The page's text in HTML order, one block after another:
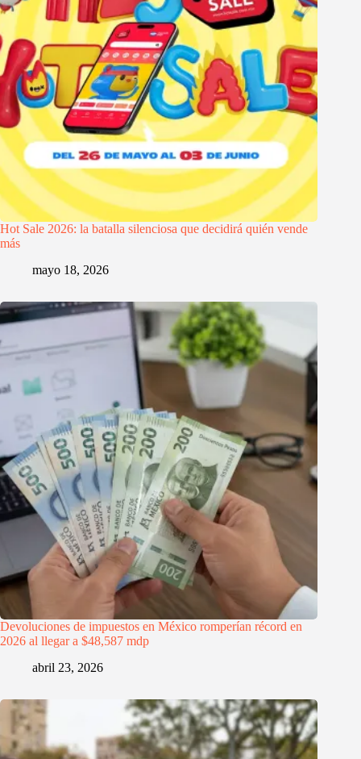
Hot Sale 2026: la batalla silenciosa que decidirá quién vende
más
mayo 18, 2026
Devoluciones de impuestos en México romperían récord en
2026 al llegar a $48,587 mdp
abril 23, 2026